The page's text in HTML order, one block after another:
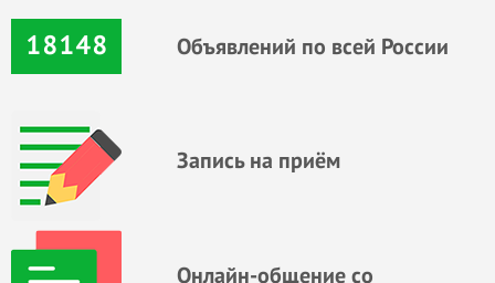
18148 Объявлений по всей России
Запись на приём
Онлайн-общение со